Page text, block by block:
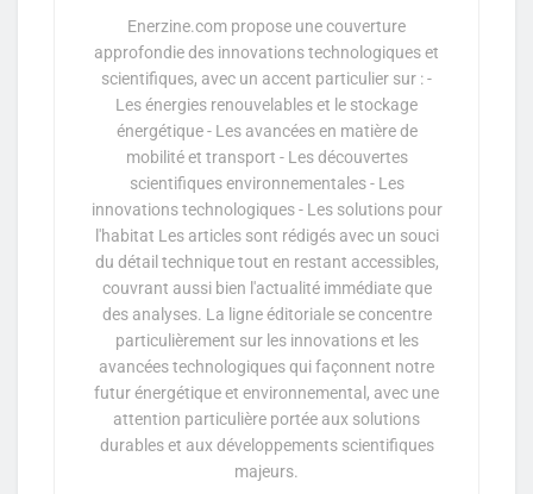
Enerzine.com propose une couverture
approfondie des innovations technologiques et
scientifiques, avec un accent particulier sur : -
Les énergies renouvelables et le stockage
énergétique - Les avancées en matière de
mobilité et transport - Les découvertes
scientifiques environnementales - Les
innovations technologiques - Les solutions pour
l'habitat Les articles sont rédigés avec un souci
du détail technique tout en restant accessibles,
couvrant aussi bien l'actualité immédiate que
des analyses. La ligne éditoriale se concentre
particulièrement sur les innovations et les
avancées technologiques qui façonnent notre
futur énergétique et environnemental, avec une
attention particulière portée aux solutions
durables et aux développements scientifiques
majeurs.